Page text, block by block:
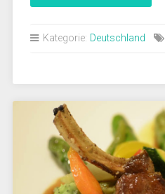
Kategorie: Deutschland